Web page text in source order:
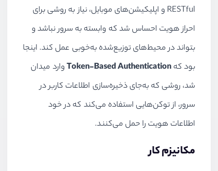
RESTful و اپلیکیشن‌های موبایل، نیاز به روشی برای
احراز هویت احساس شد که وابسته به سرور نباشد و
بتواند در محیط‌های توزیع‌شده به‌خوبی عمل کند. اینجا
بود کهToken-Based Authenticationوارد میدان
شد، روشی که به‌جای ذخیره‌سازی اطلاعات کاربر در
سرور، از توکن‌هایی استفاده می‌کند که در خود
اطلاعات هویت را حمل می‌کنند.
مکانیزم کار